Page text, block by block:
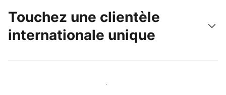
Touchez une clientèle
internationale unique
Touchez une nouvelle clientèle dès aujourd'hui